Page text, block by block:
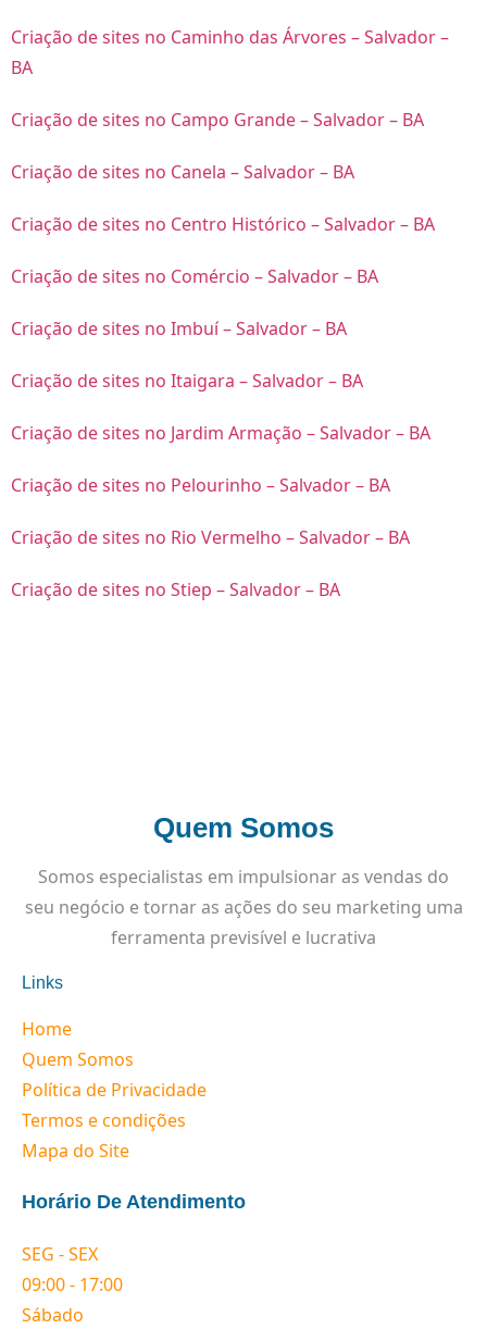
Criação de sites no Caminho das Árvores – Salvador –
BA
Criação de sites no Campo Grande – Salvador – BA
Criação de sites no Canela – Salvador – BA
Criação de sites no Centro Histórico – Salvador – BA
Criação de sites no Comércio – Salvador – BA
Criação de sites no Imbuí – Salvador – BA
Criação de sites no Itaigara – Salvador – BA
Criação de sites no Jardim Armação – Salvador – BA
Criação de sites no Pelourinho – Salvador – BA
Criação de sites no Rio Vermelho – Salvador – BA
Criação de sites no Stiep – Salvador – BA
Quem Somos
Somos especialistas em impulsionar as vendas do
seu negócio e tornar as ações do seu marketing uma
ferramenta previsível e lucrativa
Links
Home
Quem Somos
Política de Privacidade
Termos e condições
Mapa do Site
Horário De Atendimento
SEG - SEX
09:00 - 17:00
Sábado